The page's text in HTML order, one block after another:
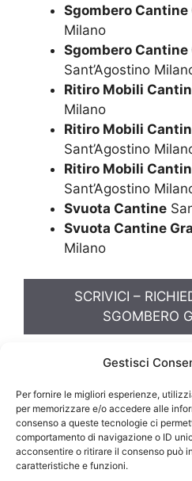
Gestisci
Per fornire le migliori esperienze,
per memorizzare e/o accedere alle
consenso a queste tecnologie ci
comportamento di navigazione o ID
acconsentire o ritirare il consenso può
caratteristiche e funzioni.
Sgombero Cantine
Milano
Sgombero
Sant’Agostino
Ritiro Mobili
Milano
Ritiro Mobili
Sant’Agostino
Ritiro Mobili
Sant’Agostino
Svuota Cantine
Svuota Cantine
Milano
SCRIVICI –
SGOMBERO
Sgombero